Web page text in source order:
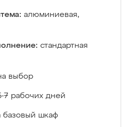
алюминиевая,
стандартная
выбор
7 рабочих дней
базовый шкаф